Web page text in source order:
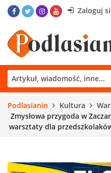
Zaloguj
Podlasianin Kultura
Zmysłowa przygoda w
warsztaty dla